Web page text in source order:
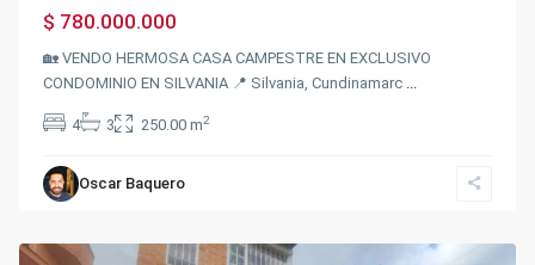
$ 780.000.000
🏡 VENDO HERMOSA CASA CAMPESTRE EN EXCLUSIVO
CONDOMINIO EN SILVANIA 📍 Silvania, Cundinamarc
4 3 250.00 m2
Oscar Baquero
la
Marsella